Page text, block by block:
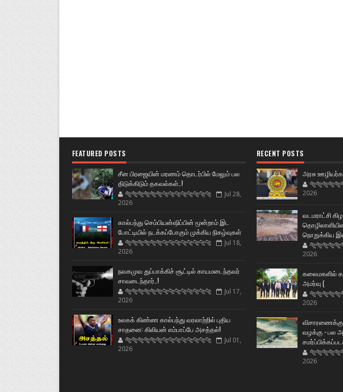
FEATURED POSTS
சீன பிரஜையின் மரணம் தொடர்பில் மேலும் பல
திடுக்கிடும் தகவல்கள்..!
🐅🐅🐅🐅🐅🐅🐆🐆🐆🐆🐆🐆🐆🐆
Jul 28,
2026
கால்பந்து செம்பியன்ஷிப்பின் மூன்றாம் இட
போட்டியில் நடக்கப்போகும் முக்கிய நிகழ்வுகள்
🐅🐅🐅🐅🐅🐅🐆🐆🐆🐆🐆🐆🐆🐆
Jul 18,
2026
நவகமுவ துப்பாக்கிச் சூட்டில் காயமடைந்தவர்
சாவடைந்தார்..!
🐅🐅🐅🐅🐅🐅🐆🐆🐆🐆🐆🐆🐆🐆
Jul 17,
2026
உலகக் கிண்ண கால்பந்து வரலாற்றில் புதிய
சாதனை: கிலியன் எம்பாப்பே அசத்தல்!
🐅🐅🐅🐅🐅🐅🐆🐆🐆🐆🐆🐆🐆🐆
Jul 01,
2026
RECENT POSTS
அரசு
2026
வடமராட்சி
நொறுக்கிய
2026
கலைமகளில்
அமர்வு (
2026
வழக்கு - பல
2026